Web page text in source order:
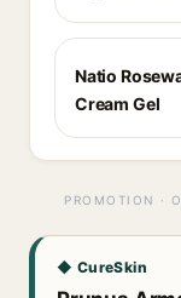
Natio
Cream Gel
PROMOTION ·
◆ CureSkin